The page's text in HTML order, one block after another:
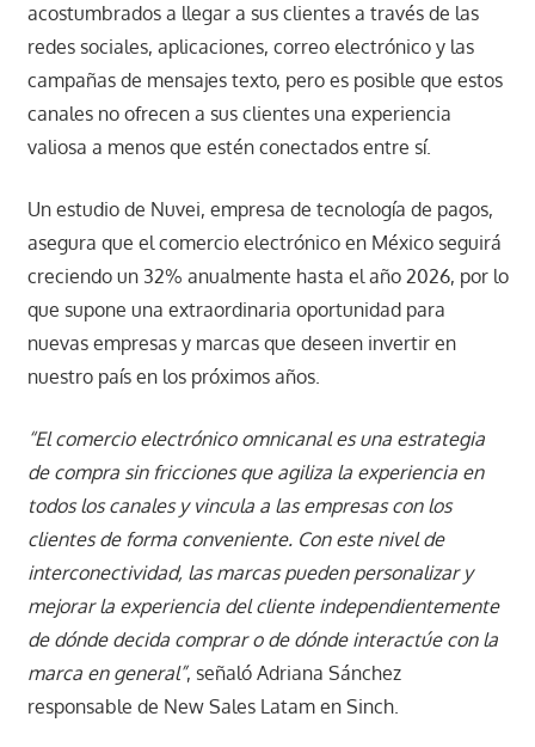
acostumbrados a llegar a sus clientes a través de las
redes sociales, aplicaciones, correo electrónico y las
campañas de mensajes texto, pero es posible que estos
canales no ofrecen a sus clientes una experiencia
valiosa a menos que estén conectados entre sí.
Un estudio de Nuvei, empresa de tecnología de pagos,
asegura que el comercio electrónico en México seguirá
creciendo un 32% anualmente hasta el año 2026, por lo
que supone una extraordinaria oportunidad para
nuevas empresas y marcas que deseen invertir en
nuestro país en los próximos años.
“El comercio electrónico omnicanal es una estrategia
de compra sin fricciones que agiliza la experiencia en
todos los canales y vincula a las empresas con los
clientes de forma conveniente. Con este nivel de
interconectividad, las marcas pueden personalizar y
mejorar la experiencia del cliente independientemente
de dónde decida comprar o de dónde interactúe con la
marca en general”, señaló Adriana Sánchez
responsable de New Sales Latam en Sinch.